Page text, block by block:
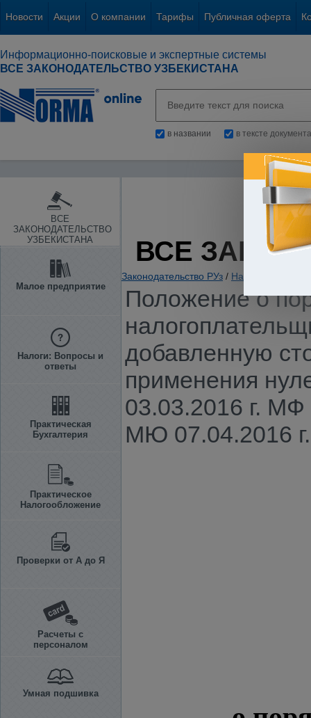
Новости Акции О компании Тарифы Публичная оферта
Информационно-поисковые и экспертные системы
ВСЕ ЗАКОНОДАТЕЛЬСТВО УЗБЕКИСТАНА
в названии в тексте документа
ВСЕ
ЗАКОНОДАТЕЛЬСТВО
УЗБЕКИСТАНА
Малое предприятие
Налоги: Вопросы и
ответы
Практическая
Бухгалтерия
Практическое
Налогообложение
Проверки от А до Я
Расчеты с
персоналом
Умная подшивка
ВСЕ
Законодательство РУз / Налоги.
Положение о
добавленную
применения
03.03.2016 г.
МЮ 07.04.2016